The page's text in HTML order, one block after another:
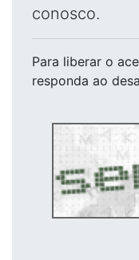
conosco.
Para liberar o
responda ao